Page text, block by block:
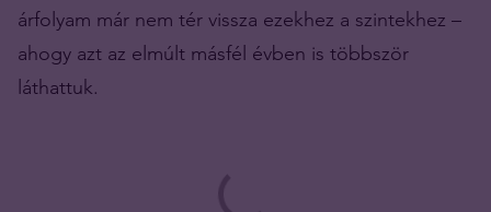
árfolyam már nem tér vissza ezekhez a szintekhez –
ahogy azt az elmúlt másfél évben is többször
láthattuk.